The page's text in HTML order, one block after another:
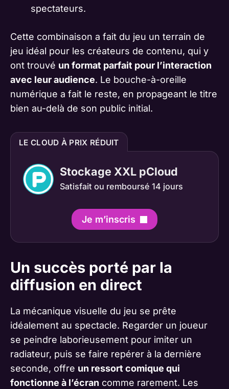
spectateurs.
Cette combinaison a fait du jeu un terrain de
jeu idéal pour les créateurs de contenu, qui y
ont trouvé un format parfait pour l’interaction
avec leur audience. Le bouche-à-oreille
numérique a fait le reste, en propageant le titre
bien au-delà de son public initial.
LE CLOUD À PRIX RÉDUIT
Stockage XXL pCloud
Satisfait ou remboursé 14 jours
Je m’inscris
Un succès porté par la
diffusion en direct
La mécanique visuelle du jeu se prête
idéalement au spectacle. Regarder un joueur
se peindre laborieusement pour imiter un
radiateur, puis se faire repérer à la dernière
seconde, offre un ressort comique qui
fonctionne à l’écran comme rarement. Les